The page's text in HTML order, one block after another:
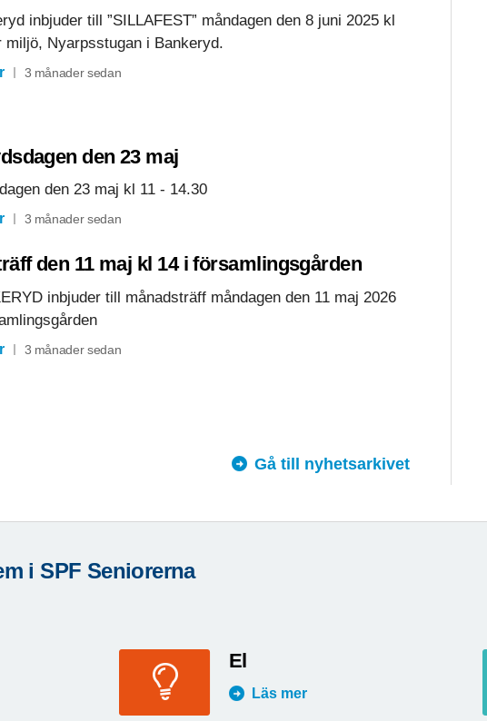
inbjuder till ”SILLAFEST” måndagen den 8 juni 2025 kl
miljö, Nyarpsstugan i Bankeryd.
3 månader sedan
den 23 maj
den 23 maj kl 11 - 14.30
3 månader sedan
den 11 maj kl 14 i församlingsgården
inbjuder till månadsträff måndagen den 11 maj 2026
3 månader sedan
Gå till nyhetsarkivet
i SPF Seniorerna
El
Läs mer